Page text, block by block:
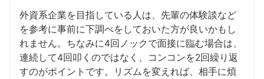
外資系企業を目指している人は、先輩の体験談など
を参考に事前に下調べをしておいた方が良いかもし
れません。ちなみに4回ノックで面接に臨む場合は、
連続して4回叩くのではなく、コンコンを2回繰り返
すのがポイントです。リズムを変えれば、相手に煩